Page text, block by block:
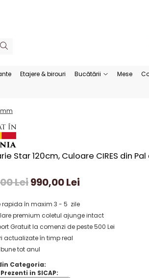
Etajere & birouri Bucătării Mese
Star 120cm, Culoare CIRES din
Lei990,00 Lei
rapida în maxim 3 - 5 zile
premium coletul ajunge intact
Gratuit la comenzi de peste 500 Lei
actualizate în timp real
bune tot anul
Categoria:
in SICAP: